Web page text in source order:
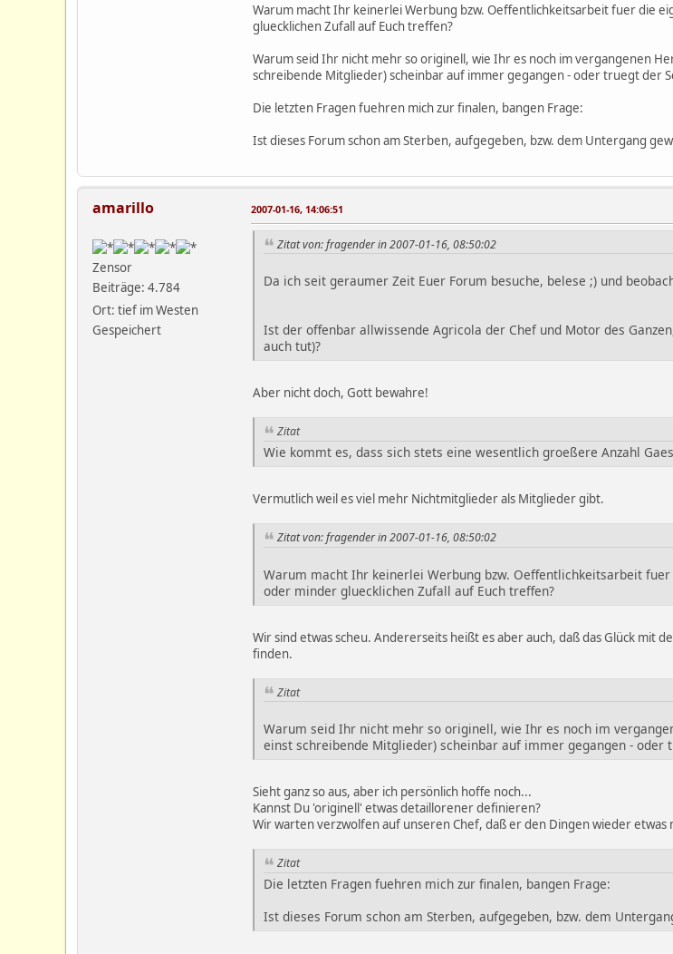
Warum macht Ihr keinerlei Werbung bzw. Oeffentlichkeitsarbeit fuer die
gluecklichen Zufall auf Euch treffen?
Warum seid Ihr nicht mehr so originell, wie Ihr es noch im vergangenen
schreibende Mitglieder) scheinbar auf immer gegangen - oder truegt der
Die letzten Fragen fuehren mich zur finalen, bangen Frage:
Ist dieses Forum schon am Sterben, aufgegeben, bzw. dem Untergang
amarillo
Zensor
Beiträge: 4.784
Ort: tief im Westen
Gespeichert
2007-01-16, 14:06:51
Zitat von: fragender in 2007-01-16, 08:50:02
Da ich seit geraumer Zeit Euer Forum besuche, belese ;) und
Ist der offenbar allwissende Agricola der Chef und Motor des
auch tut)?
Aber nicht doch, Gott bewahre!
Zitat
Wie kommt es, dass sich stets eine wesentlich groeßere Anzahl
Vermutlich weil es viel mehr Nichtmitglieder als Mitglieder gibt.
Zitat von: fragender in 2007-01-16, 08:50:02
Warum macht Ihr keinerlei Werbung bzw. Oeffentlichkeitsarbeit
oder minder gluecklichen Zufall auf Euch treffen?
Wir sind etwas scheu. Andererseits heißt es aber auch, daß das Glück mit
finden.
Zitat
Warum seid Ihr nicht mehr so originell, wie Ihr es noch im
einst schreibende Mitglieder) scheinbar auf immer gegangen - oder
Sieht ganz so aus, aber ich persönlich hoffe noch...
Kannst Du 'originell' etwas detaillorener definieren?
Wir warten verzwolfen auf unseren Chef, daß er den Dingen wieder etwas
Zitat
Die letzten Fragen fuehren mich zur finalen, bangen Frage:
Ist dieses Forum schon am Sterben, aufgegeben, bzw. dem